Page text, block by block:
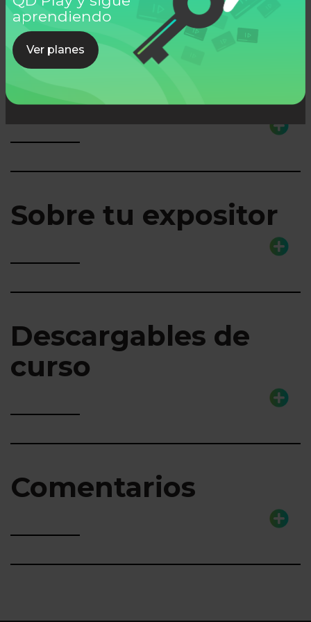
aprendiendo
Ver planes
Lo que aprenderás
Sobre tu expositor
Descargables de
curso
Comentarios